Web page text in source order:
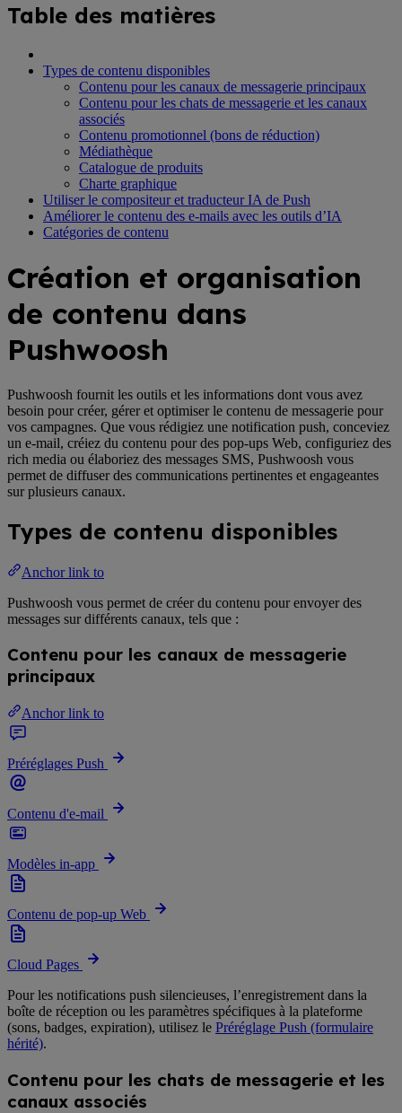
Table des matières
Types de contenu disponibles
Contenu pour les canaux de messagerie principaux
Contenu pour les chats de messagerie et les canaux
associés
Contenu promotionnel (bons de réduction)
Médiathèque
Catalogue de produits
Charte graphique
Utiliser le compositeur et traducteur IA de Push
Améliorer le contenu des e-mails avec les outils d’IA
Catégories de contenu
Création et organisation
de contenu dans
Pushwoosh
Pushwoosh fournit les outils et les informations dont vous avez
besoin pour créer, gérer et optimiser le contenu de messagerie pour
vos campagnes. Que vous rédigiez une notification push, conceviez
un e-mail, créiez du contenu pour des pop-ups Web, configuriez des
rich media ou élaboriez des messages SMS, Pushwoosh vous
permet de diffuser des communications pertinentes et engageantes
sur plusieurs canaux.
Types de contenu disponibles
Anchor link to
Pushwoosh vous permet de créer du contenu pour envoyer des
messages sur différents canaux, tels que :
Contenu pour les canaux de messagerie
principaux
Anchor link to
Préréglages Push
Contenu d'e-mail
Modèles in-app
Contenu de pop-up Web
Cloud Pages
Pour les notifications push silencieuses, l’enregistrement dans la
boîte de réception ou les paramètres spécifiques à la plateforme
(sons, badges, expiration), utilisez le Préréglage Push (formulaire
hérité).
Contenu pour les chats de messagerie et les
canaux associés